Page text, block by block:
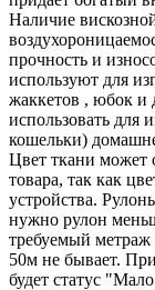
Наличие
прочность и
используют для
жаккетов , юбок
использовать для
кошельки)
Цвет ткани может
товара, так как
устройства.
нужно рулон
требуемый
50м не бывает.
будет статус